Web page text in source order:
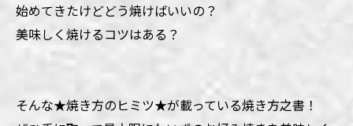
始めてきたけどどう焼けばいいの？
美味しく焼けるコツはある？
そんな★焼き方のヒミツ★が載っている焼き方之書！